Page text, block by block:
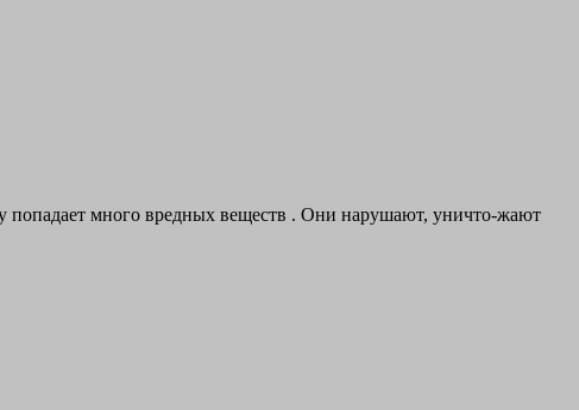
попадает много вредных веществ . Они нарушают, уничто-жают